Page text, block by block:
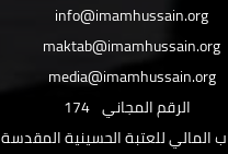
info@imamhussain.org
maktab@imamhussain.org
media@imamhussain.org
الرقم المجاني 174
المالي للعتبة الحسينية المقدسة